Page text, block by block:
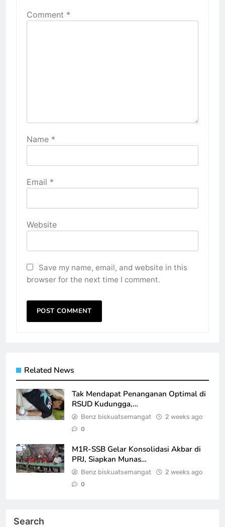
Comment *
Name *
Email *
Website
Save my name, email, and website in this
browser for the next time I comment.
Related News
Tak Mendapat Penanganan Optimal di
RSUD Kudungga,…
Benz biskuatsemangat 2 weeks ago
0
M1R-SSB Gelar Konsolidasi Akbar di
PRJ, Siapkan Munas…
Benz biskuatsemangat 2 weeks ago
0
Search